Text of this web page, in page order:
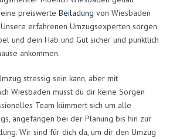
preiswerte Beiladung von Wiesbaden
erfahrenen Umzugsexperten sorgen
und dein Hab und Gut sicher und pünktlich
ankommen.
stressig sein kann, aber mit
Wiesbaden musst du dir keine Sorgen
Team kümmert sich um alle
angefangen bei der Planung bis hin zur
Wir sind für dich da, um dir den Umzug